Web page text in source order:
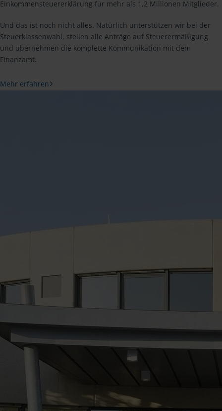
Einkommensteuererklärung für mehr als 1,2 Millionen Mitglieder.
Und das ist noch nicht alles. Natürlich unterstützen wir bei der
Steuerklassenwahl, stellen alle Anträge auf Steuerermäßigung
und übernehmen die komplette Kommunikation mit dem
Finanzamt.
Mehr erfahren